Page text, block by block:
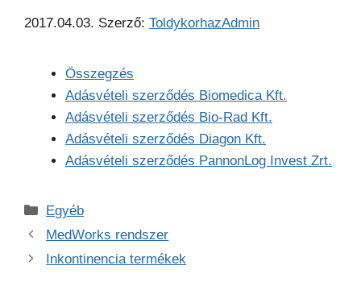
2017.04.03. Szerző: ToldykorhazAdmin
Összegzés
Adásvételi szerződés Biomedica Kft.
Adásvételi szerződés Bio-Rad Kft.
Adásvételi szerződés Diagon Kft.
Adásvételi szerződés PannonLog Invest Zrt.
Kategória
Egyéb
MedWorks rendszer
Inkontinencia termékek